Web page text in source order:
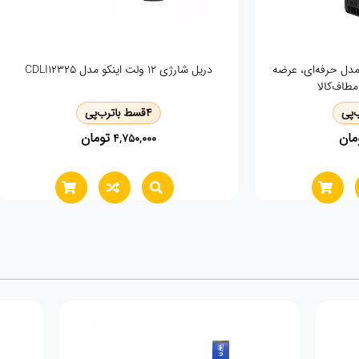
بلور شارژی 20ولت CABLI200181
ترب‌پی
تومان